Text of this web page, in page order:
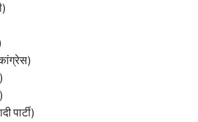
पार्टी)